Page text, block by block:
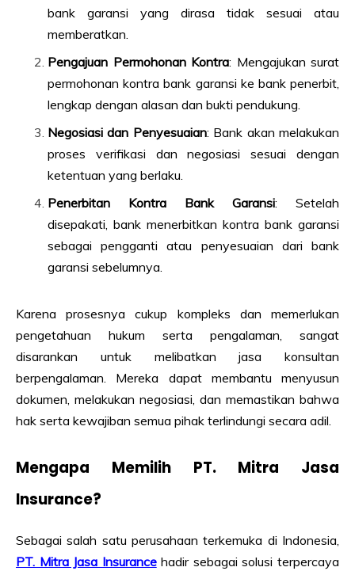
bank garansi yang dirasa tidak sesuai atau
memberatkan.
Pengajuan Permohonan Kontra: Mengajukan surat
permohonan kontra bank garansi ke bank penerbit,
lengkap dengan alasan dan bukti pendukung.
Negosiasi dan Penyesuaian: Bank akan melakukan
proses verifikasi dan negosiasi sesuai dengan
ketentuan yang berlaku.
Penerbitan Kontra Bank Garansi: Setelah
disepakati, bank menerbitkan kontra bank garansi
sebagai pengganti atau penyesuaian dari bank
garansi sebelumnya.
Karena prosesnya cukup kompleks dan memerlukan
pengetahuan hukum serta pengalaman, sangat
disarankan untuk melibatkan jasa konsultan
berpengalaman. Mereka dapat membantu menyusun
dokumen, melakukan negosiasi, dan memastikan bahwa
hak serta kewajiban semua pihak terlindungi secara adil.
Mengapa Memilih PT. Mitra Jasa
Insurance?
Sebagai salah satu perusahaan terkemuka di Indonesia,
PT. Mitra Jasa Insurancehadir sebagai solusi terpercaya